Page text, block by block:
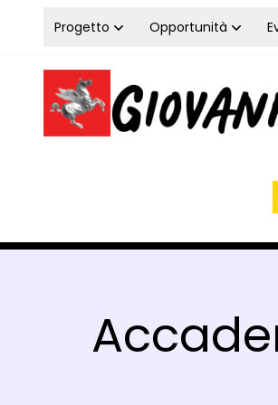
Vai al contenuto
Progetto Opportunità
Homepage Giovanisì - Progetto